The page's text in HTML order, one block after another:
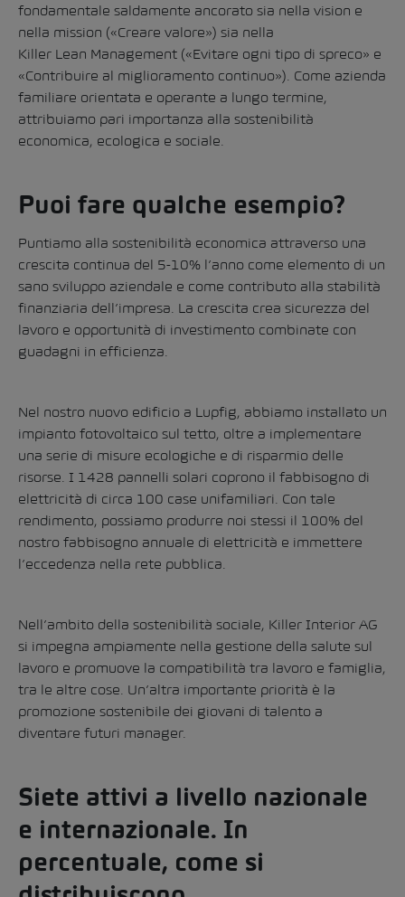
fondamentale saldamente ancorato sia nella vision e
nella mission («Creare valore») sia nella
Killer Lean Management («Evitare ogni tipo di spreco» e
«Contribuire al miglioramento continuo»). Come azienda
familiare orientata e operante a lungo termine,
attribuiamo pari importanza alla sostenibilità
economica, ecologica e sociale.
Puoi fare qualche esempio?
Puntiamo alla sostenibilità economica attraverso una
crescita continua del 5-10% l’anno come elemento di un
sano sviluppo aziendale e come contributo alla stabilità
finanziaria dell’impresa. La crescita crea sicurezza del
lavoro e opportunità di investimento combinate con
guadagni in efficienza.
Nel nostro nuovo edificio a Lupfig, abbiamo installato un
impianto fotovoltaico sul tetto, oltre a implementare
una serie di misure ecologiche e di risparmio delle
risorse. I 1428 pannelli solari coprono il fabbisogno di
elettricità di circa 100 case unifamiliari. Con tale
rendimento, possiamo produrre noi stessi il 100% del
nostro fabbisogno annuale di elettricità e immettere
l’eccedenza nella rete pubblica.
Nell’ambito della sostenibilità sociale, Killer Interior AG
si impegna ampiamente nella gestione della salute sul
lavoro e promuove la compatibilità tra lavoro e famiglia,
tra le altre cose. Un’altra importante priorità è la
promozione sostenibile dei giovani di talento a
diventare futuri manager.
Siete attivi a livello nazionale
e internazionale. In
percentuale, come si